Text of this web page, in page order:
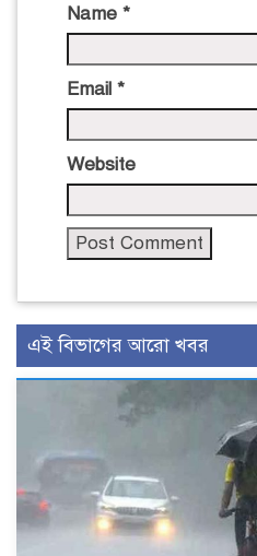
Name *
Email *
Website
এই বিভাগের আরো খবর